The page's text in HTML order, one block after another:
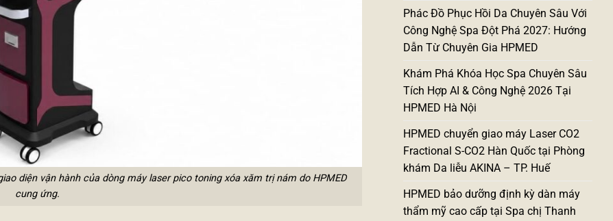
diện vận hành của dòng máy laser pico toning xóa xăm trị nám do HPMED
cung ứng.
Phác Đồ Phục Hồi Da Chuyên Sâu Với
Công Nghệ Spa Đột Phá 2027: Hướng
Dẫn Từ Chuyên Gia HPMED
Khám Phá Khóa Học Spa Chuyên Sâu
Tích Hợp AI & Công Nghệ 2026 Tại
HPMED Hà Nội
HPMED chuyển giao máy Laser CO2
Fractional S-CO2 Hàn Quốc tại Phòng
khám Da liễu AKINA – TP. Huế
HPMED bảo dưỡng định kỳ dàn máy
thẩm mỹ cao cấp tại Spa chị Thanh